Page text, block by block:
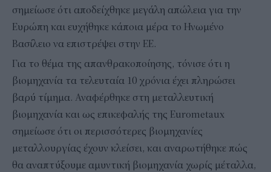
σημείωσε ότι αποδείχθηκε μεγάλη απώλεια για την
Ευρώπη και ευχήθηκε κάποια μέρα το Ηνωμένο
Βασίλειο να επιστρέψει στην ΕΕ.
Για το θέμα της απανθρακοποίησης, τόνισε ότι η
βιομηχανία τα τελευταία 10 χρόνια έχει πληρώσει
βαρύ τίμημα. Αναφέρθηκε στη μεταλλευτική
βιομηχανία και ως επικεφαλής της Eurometaux
σημείωσε ότι οι περισσότερες βιομηχανίες
μεταλλουργίας έχουν κλείσει, και αναρωτήθηκε πώς
θα αναπτύξουμε αμυντική βιομηχανία χωρίς μέταλλα,